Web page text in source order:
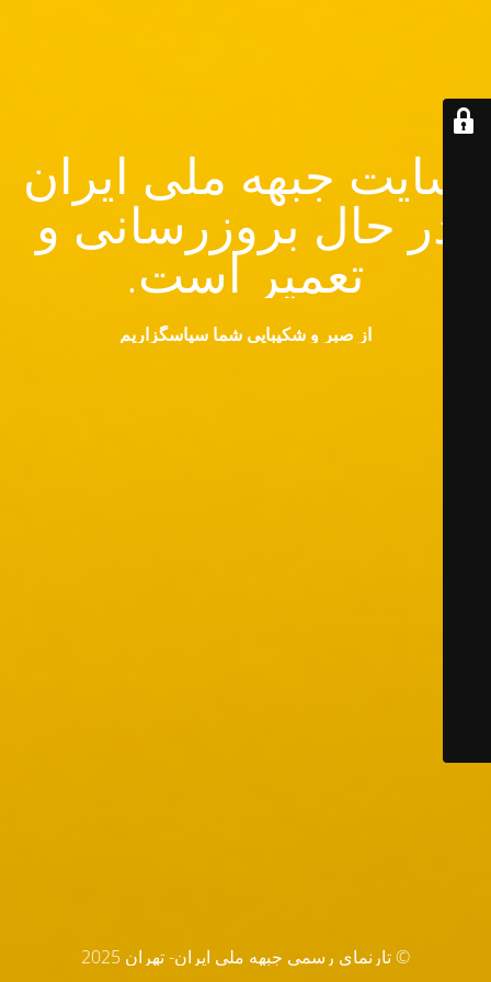
سایت جبهه ملی ایران
در حال بروزرسانی و
تعمیر است.
از صبر و شکیبایی شما سپاسگزاریم
© تارنماي رسمي جبهه ملي ايران- تهران 2025